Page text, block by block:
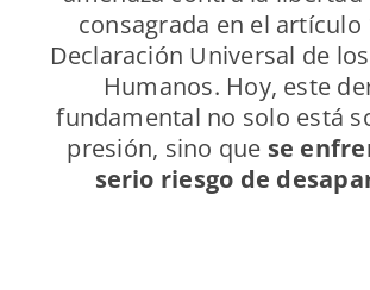
consagrada en el artículo
Declaración Universal de
Humanos. Hoy, este
fundamental no solo está
presión, sino que se
serio riesgo de